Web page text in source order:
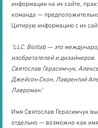
информации на их сайте,
команда —
Цитирую информацию с их
"LLC. Biotlab — это
изобретателей и дизайнеров.
Святослав Герасимчук,
Джейсон Скон, Лаврентий
Лавроман."
Имя Святослав Герасимчук
отдельно — возможно как